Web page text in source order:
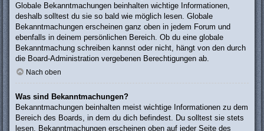
Globale Bekanntmachungen beinhalten wichtige Informationen,
deshalb solltest du sie so bald wie möglich lesen. Globale
Bekanntmachungen erscheinen ganz oben in jedem Forum und
ebenfalls in deinem persönlichen Bereich. Ob du eine globale
Bekanntmachung schreiben kannst oder nicht, hängt von den durch
die Board-Administration vergebenen Berechtigungen ab.
Nach oben
Was sind Bekanntmachungen?
Bekanntmachungen beinhalten meist wichtige Informationen zu dem
Bereich des Boards, in dem du dich befindest. Du solltest sie stets
lesen. Bekanntmachungen erscheinen oben auf jeder Seite des